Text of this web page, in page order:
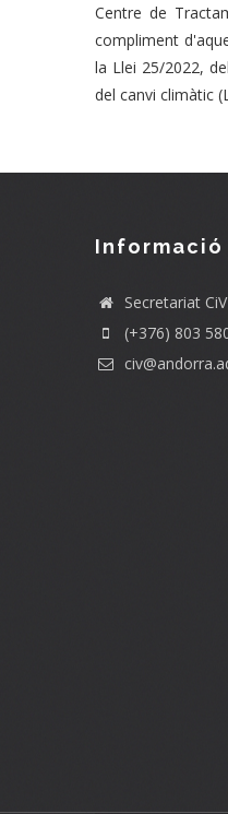
Centre de
compliment
la Llei 25/2022,
del canvi climàtic
Secretariat CiV
(+376) 803